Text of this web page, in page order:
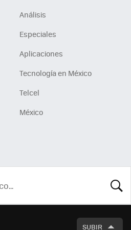
Análisis
Especiales
Aplicaciones
Tecnología en México
Telcel
México
SUBIR